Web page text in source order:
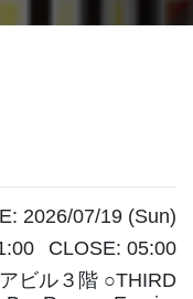
2026/07/19 (Sun)
CLOSE: 05:00
ビル３階 ○THIRD